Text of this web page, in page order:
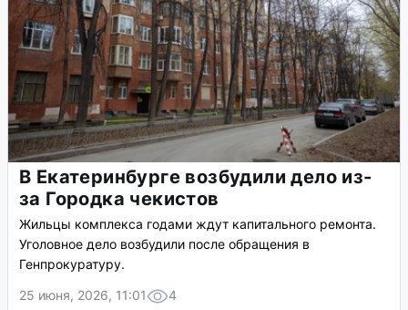
В Екатеринбурге возбудили дело из-
за Городка чекистов
Жильцы комплекса годами ждут капитального ремонта.
Уголовное дело возбудили после обращения в
Генпрокуратуру.
25 июня, 2026, 11:01
4